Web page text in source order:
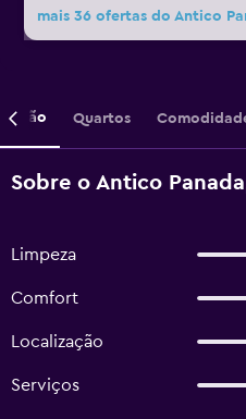
mais 36 ofertas do Antico
Quartos
Sobre o Antico
Limpeza
Comfort
Localização
Serviços